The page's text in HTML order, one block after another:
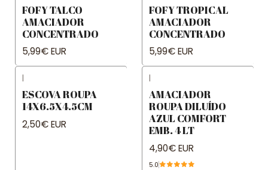
FOFY TALCO
AMACIADOR
CONCENTRADO
5,99€ EUR
FOFY TROPICAL
AMACIADOR
CONCENTRADO
5,99€ EUR
|
ESCOVA ROUPA
14X6.5X4.5CM
2,50€ EUR
|
AMACIADOR
ROUPA DILUÍDO
AZUL COMFORT
EMB. 4 LT
4,90€ EUR
5.0